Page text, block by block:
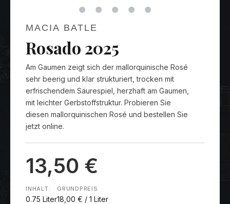
MACIA BATLE
Rosado 2025
Am Gaumen zeigt sich der mallorquinische Rosé
sehr beerig und klar strukturiert, trocken mit
erfrischendem Säurespiel, herzhaft am Gaumen,
mit leichter Gerbstoffstruktur. Probieren Sie
diesen mallorquinischen Rosé und bestellen Sie
jetzt online.
13,50 €
INHALT:
0.75 Liter
GRUNDPREIS
18,00 € / 1 Liter